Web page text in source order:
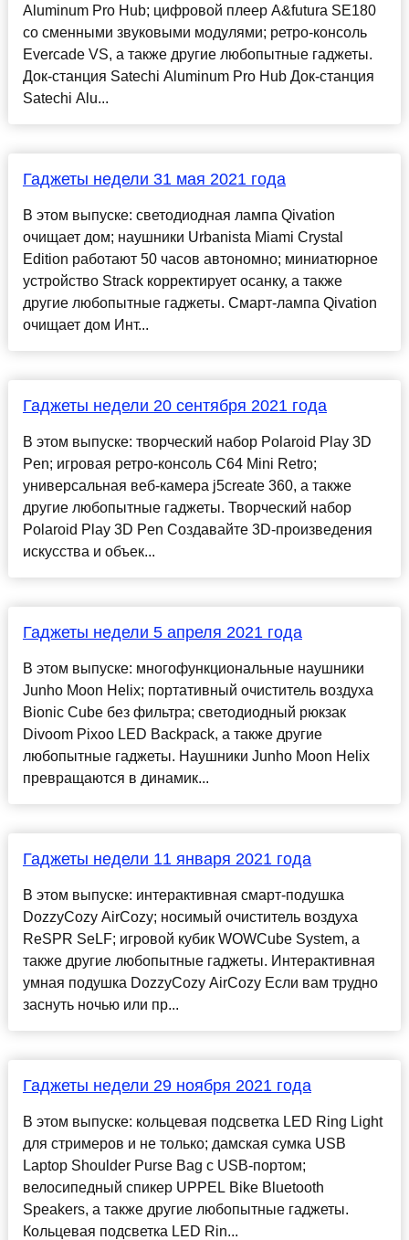
Aluminum Pro Hub; цифровой плеер A&futura SE180
со сменными звуковыми модулями; ретро-консоль
Evercade VS, а также другие любопытные гаджеты.
Док-станция Satechi Aluminum Pro Hub Док-станция
Satechi Alu...
Гаджеты недели 31 мая 2021 года
В этом выпуске: светодиодная лампа Qivation
очищает дом; наушники Urbanista Miami Crystal
Edition работают 50 часов автономно; миниатюрное
устройство Strack корректирует осанку, а также
другие любопытные гаджеты. Смарт-лампа Qivation
очищает дом Инт...
Гаджеты недели 20 сентября 2021 года
В этом выпуске: творческий набор Polaroid Play 3D
Pen; игровая ретро-консоль C64 Mini Retro;
универсальная веб-камера j5create 360, а также
другие любопытные гаджеты. Творческий набор
Polaroid Play 3D Pen Создавайте 3D-произведения
искусства и объек...
Гаджеты недели 5 апреля 2021 года
В этом выпуске: многофункциональные наушники
Junho Moon Helix; портативный очиститель воздуха
Bionic Cube без фильтра; светодиодный рюкзак
Divoom Pixoo LED Backpack, а также другие
любопытные гаджеты. Наушники Junho Moon Helix
превращаются в динамик...
Гаджеты недели 11 января 2021 года
В этом выпуске: интерактивная смарт-подушка
DozzyCozy AirCozy; носимый очиститель воздуха
ReSPR SeLF; игровой кубик WOWCube System, а
также другие любопытные гаджеты. Интерактивная
умная подушка DozzyCozy AirCozy Если вам трудно
заснуть ночью или пр...
Гаджеты недели 29 ноября 2021 года
В этом выпуске: кольцевая подсветка LED Ring Light
для стримеров и не только; дамская сумка USB
Laptop Shoulder Purse Bag с USB-портом;
велосипедный спикер UPPEL Bike Bluetooth
Speakers, а также другие любопытные гаджеты.
Кольцевая подсветка LED Rin...